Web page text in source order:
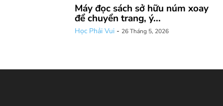
Máy đọc sách sở hữu núm xoay
để chuyển trang, ý...
Học Phải Vui - 26 Tháng 5, 2026